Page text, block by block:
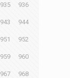
935 936
943 944
951 952
959 960
967 968